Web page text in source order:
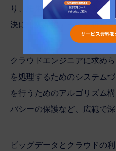
り、結果的にAIやデータサ
決につながるデータ分析が可
クラウドエンジニアに求め
を処理するためのシステム
を行うためのアルゴリズム
バシーの保護など、広範で
ビッグデータとクラウドの